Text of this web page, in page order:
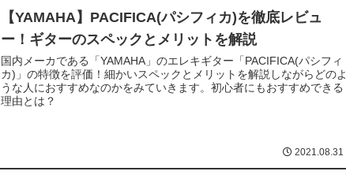
【YAMAHA】PACIFICA(パシフィカ)を徹底レビュ
ー！ギターのスペックとメリットを解説
国内メーカである「YAMAHA」のエレキギター「PACIFICA(パシフィ
カ)」の特徴を評価！細かいスペックとメリットを解説しながらどのよ
うな人におすすめなのかをみていきます。初心者にもおすすめできる
理由とは？
2021.08.31